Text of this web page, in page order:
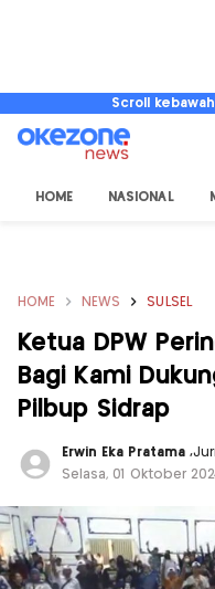
Scroll
HOME NASIONAL
HOME NEWS SULSEL
Ketua DPW
Bagi Kami
Pilbup Sidrap
Erwin Eka Pratama ,
Selasa, 01 Oktober